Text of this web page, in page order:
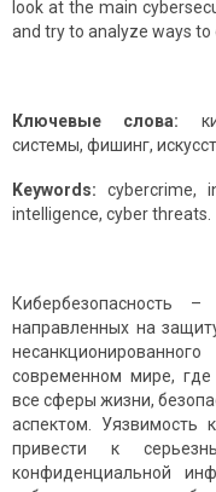
look at the main
and try to analyze ways to
Ключевые слова:
системы, фишинг,
Keywords:cybercrime,
intelligence, cyber threats.
Кибербезопасность
направленных на
современном мире,
все сферы жизни,
аспектом. Уязвимость
привести к
конфиденциальной